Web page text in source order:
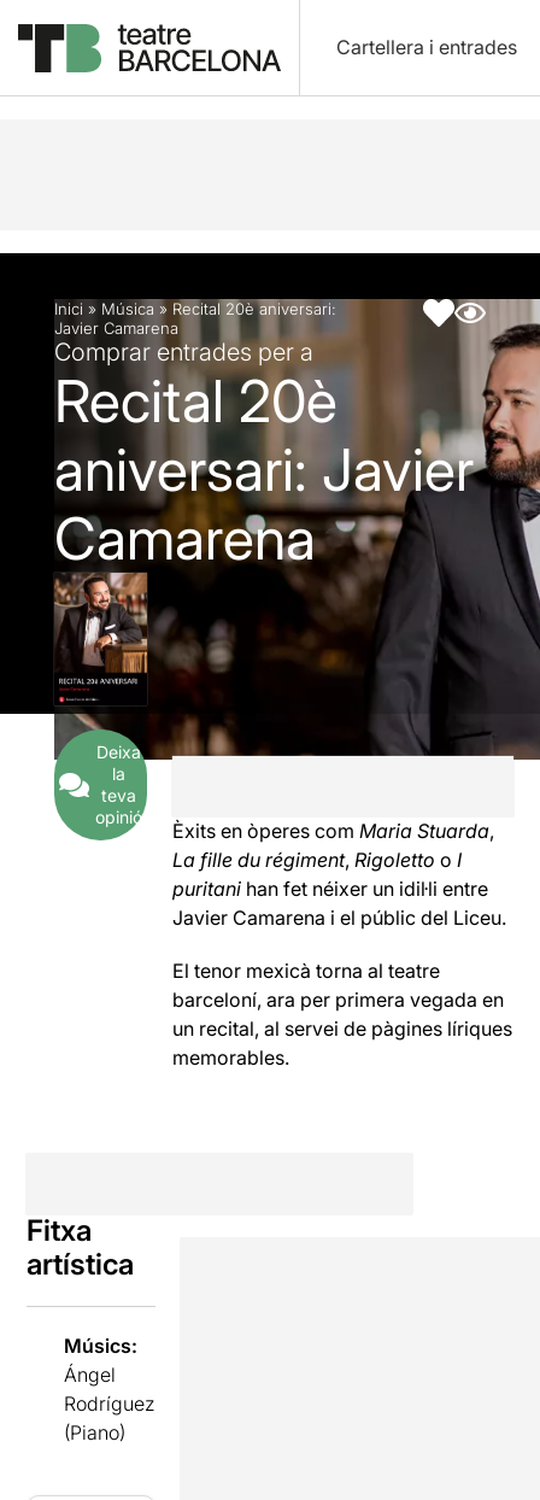
Cartellera i entrades
Descripció Fitxa artística
Inici » Música » Recital 20è aniversari:
Javier Camarena
Comprar entrades per a
Recital 20è
aniversari: Javier
Camarena
Deixa
la
teva
opinió
Èxits en òperes comMaria Stuarda,
La fille du régiment,Rigoletto oI
puritani han fet néixer un idil·li entre
Javier Camarena i el públic del Liceu.
El tenor mexicà torna al teatre
barceloní, ara per primera vegada en
un recital, al servei de pàgines líriques
memorables.
Fitxa
artística
Músics:
Ángel
Rodríguez
(Piano)